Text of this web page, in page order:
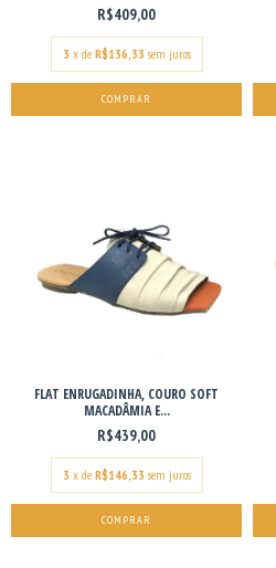
R$409,00
3 x de R$136,33 sem juros
COMPRAR
FLAT ENRUGADINHA, COURO SOFT
MACADÂMIA E...
R$439,00
3 x de R$146,33 sem juros
COMPRAR